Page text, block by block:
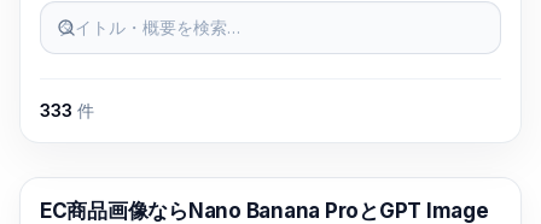
タイトル・概要を検索…
333 件
AI画像生成
EC商品画像ならNano Banana ProとGPT Image